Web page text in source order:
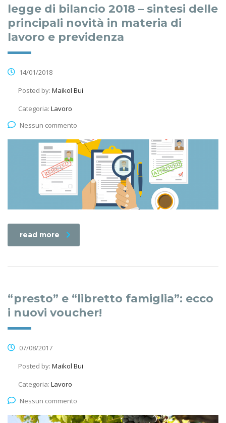
legge di bilancio 2018 – sintesi delle
principali novità in materia di
lavoro e previdenza
14/01/2018
Posted by: Maikol Bui
Categoria: Lavoro
Nessun commento
read more
“presto” e “libretto famiglia”: ecco
i nuovi voucher!
07/08/2017
Posted by: Maikol Bui
Categoria: Lavoro
Nessun commento